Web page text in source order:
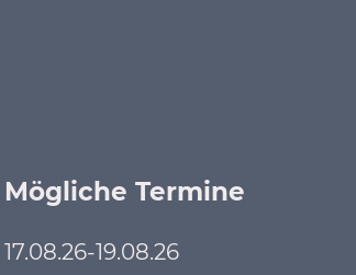
Mögliche Termine
17.08.26-19.08.26